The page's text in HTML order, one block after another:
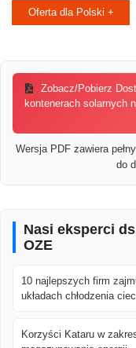
Oferta dla Polski +
Zobacz/Pobierz
kontenerach solarnych
Wersja PDF zawiera
do
Nasi eksperci
OZE
10 najlepszych firm
układach chłodzenia
Korzyści Kataru w